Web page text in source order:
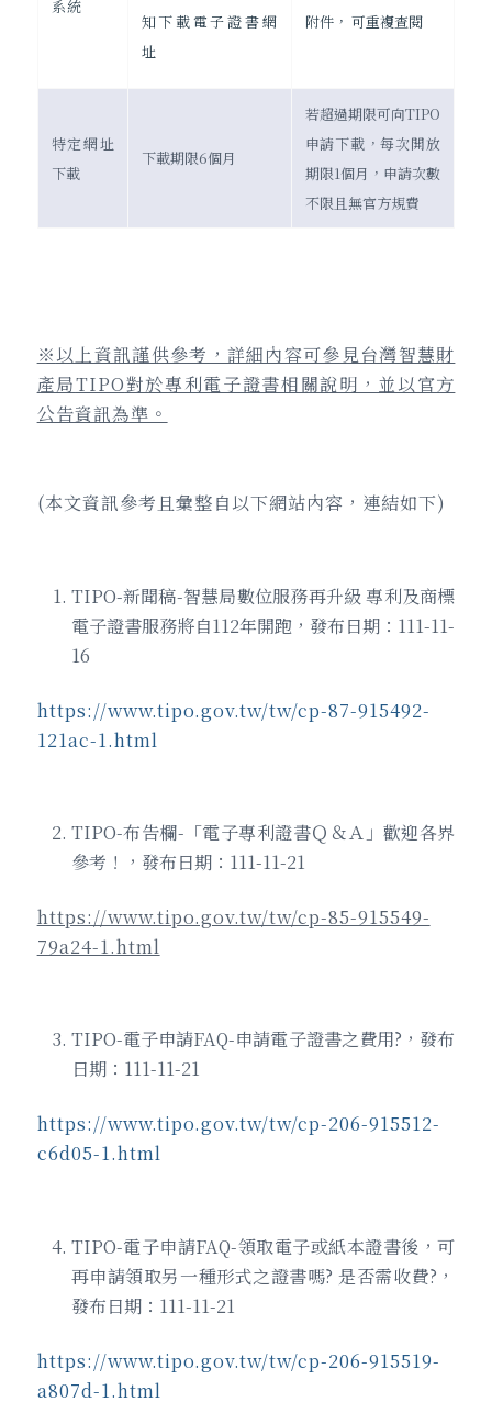
系統
知下載電子證書網
址
附件， 可重複查閱
特定網址
下載
下載期限6個月
若超過期限可向TIPO
申請下載，每次開放
期限1個月，申請次數
不限且無官方規費
※以上資訊謹供參考，詳細內容可參見台灣智慧財
產局TIPO對於專利電子證書相關說明，並以官方
公告資訊為準。
(本文資訊參考且彙整自以下網站內容，連結如下)
TIPO-新聞稿-智慧局數位服務再升級 專利及商標
電子證書服務將自112年開跑，發布日期：111-11-
16
https://www.tipo.gov.tw/tw/cp-87-915492-
121ac-1.html
TIPO-布告欄-「電子專利證書Ｑ＆Ａ」歡迎各界
參考！，發布日期：111-11-21
https://www.tipo.gov.tw/tw/cp-85-915549-
79a24-1.html
TIPO-電子申請FAQ-申請電子證書之費用?，發布
日期：111-11-21
https://www.tipo.gov.tw/tw/cp-206-915512-
c6d05-1.html
TIPO-電子申請FAQ-領取電子或紙本證書後，可
再申請領取另一種形式之證書嗎? 是否需收費?，
發布日期：111-11-21
https://www.tipo.gov.tw/tw/cp-206-915519-
a807d-1.html